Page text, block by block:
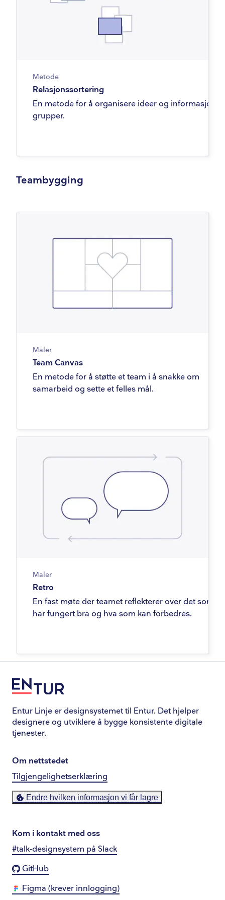
Metode
Relasjonssortering
En metode for å organisere ideer og informasjon i
grupper.
Teambygging
Maler
Team Canvas
En metode for å støtte et team i å snakke om
samarbeid og sette et felles mål.
Maler
Retro
En fast møte der teamet reflekterer over det som
har fungert bra og hva som kan forbedres.
Entur Linje er designsystemet til Entur. Det hjelper
designere og utviklere å bygge konsistente digitale
tjenester.
Om nettstedet
Tilgjengelighetserklæring
Endre hvilken informasjon vi får lagre
Kom i kontakt med oss
#talk-designsystem på Slack
GitHub
Figma (krever innlogging)